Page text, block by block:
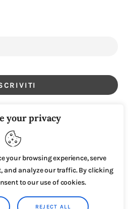
your privacy
your browsing experience, serve
and analyze our traffic. By clicking
to our use of cookies.
REJECT ALL